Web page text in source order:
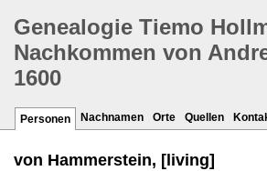
Genealogie Tiemo
Nachkommen von
1600
Personen Nachnamen Orte Quellen
von Hammerstein, [living]